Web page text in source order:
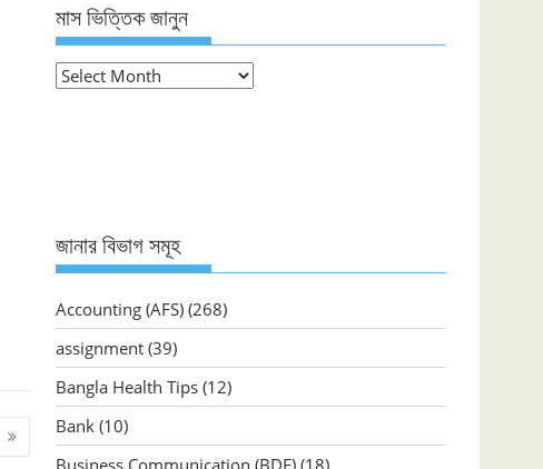
মাস ভিত্তিক জানুন
মাস
জানার বিভাগ সমূহ
Accounting (AFS) (268)
assignment (39)
Bangla Health Tips (12)
Bank (10)
Business Communication (BDE) (18)